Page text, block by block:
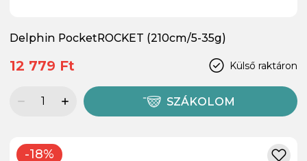
Delphin PocketROCKET (210cm/5-35g)
Külső raktáron
12 779 Ft
SZÁKOLOM
-18%